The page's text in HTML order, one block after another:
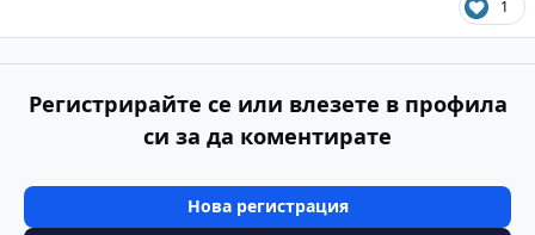
1
Регистрирайте се или влезете в профила
си за да коментирате
Нова регистрация